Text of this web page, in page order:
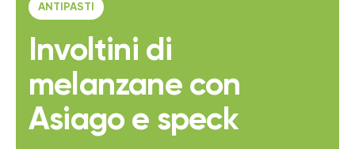
ANTIPASTI
Involtini di
melanzane con
Asiago e speck